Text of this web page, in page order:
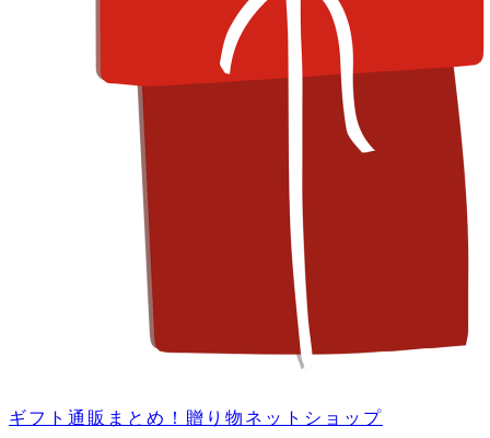
ギフト通販まとめ！贈り物ネットショップ